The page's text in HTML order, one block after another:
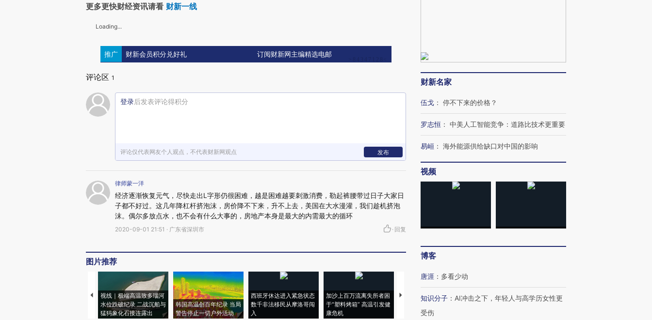
更多更快财经资讯请看 财新一线
Loading...
推广 财新会员积分兑好礼 订阅财新网主编精选电邮
评论区 1
登录后发表评论得积分
评论仅代表网友个人观点，不代表财新网观点 发布
律师蒙一洋
经济逐渐恢复元气，尽快走出L字形仍很困难，越是困难越要刺激消费，勒起裤腰带过日子大家日
子都不好过。这几年降杠杆挤泡沫，房价降不下来，升不上去，美国在大水漫灌，我们趁机挤泡
沫。偶尔多放点水，也不会有什么大事的，房地产本身是最大的内需最大的循环
2020-09-01 21:51 · 广东省深圳市 · 回复
图片推荐
视线｜极端高温致多瑙河
水位跌破纪录 二战沉船与
猛犸象化石接连露出
韩国高温创百年纪录 当局
警告停止一切户外活动
西班牙休达进入紧急状态
数千非法移民从摩洛哥闯
入
加沙上百万流离失所者困
于“塑料烤箱” 高温引发健
康危机
视线｜HYROX的吸金
心“花钱找虐”？
马航飞行员跨国走私7万
视线｜被称为“蟑螂”的印
财新名家
伍戈 ： 停不下来的价格？
罗志恒 ： 中美人工智能竞争：道路比技术更重要
易峘 ： 海外能源供给缺口对中国的影响
视频
博客
唐涯 ： 多看少动
知识分子 ： AI冲击之下，年轻人与高学历女性更
受伤